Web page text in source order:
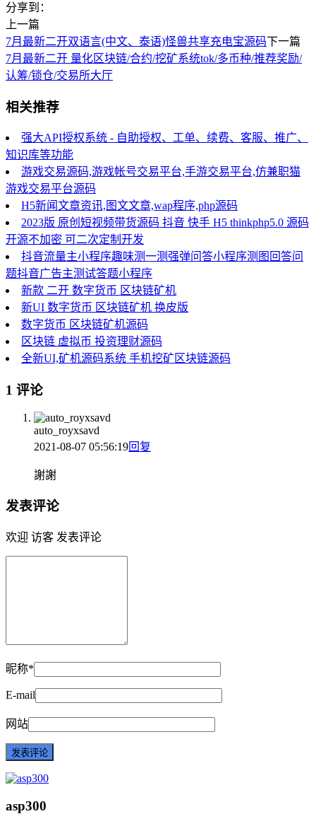
分享到：
上一篇
7月最新二开双语言(中文、泰语)怪兽共享充电宝源码下一篇
7月最新二开 量化区块链/合约/挖矿系统tok/多币种/推荐奖励/
认筹/锁仓/交易所大厅
相关推荐
强大API授权系统 - 自助授权、工单、续费、客服、推广、
知识库等功能
游戏交易源码,游戏帐号交易平台,手游交易平台,仿兼职猫
游戏交易平台源码
H5新闻文章资讯,图文文章,wap程序,php源码
2023版 原创短视频带货源码 抖音 快手 H5 thinkphp5.0 源码
开源不加密 可二次定制开发
抖音流量主小程序趣味测一测强弹问答小程序测图回答问
题抖音广告主测试答题小程序
新款 二开 数字货币 区块链矿机
新UI 数字货币 区块链矿机 换皮版
数字货币 区块链矿机源码
区块链 虚拟币 投资理财源码
全新UI,矿机源码系统 手机挖矿区块链源码
1 评论
auto_royxsavd
2021-08-07 05:56:19回复
謝謝
发表评论
欢迎 访客 发表评论
昵称*
E-mail
网站
asp300